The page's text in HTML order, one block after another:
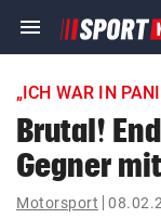
menu Navigation
ein-/
account_circle Anmelden
„ICH WAR IN
Brutal!
Gegner
Motorsport